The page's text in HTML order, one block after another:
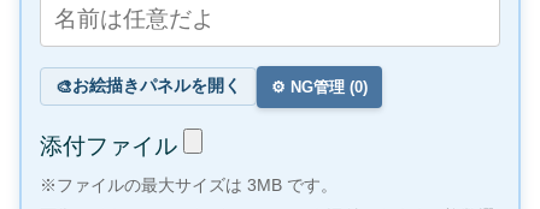
🎨お絵描きパネルを開く ⚙️ NG管理 (0)
添付ファイル
※ファイルの最大サイズは 3MB です。